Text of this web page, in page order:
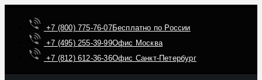
+7 (800) 775-76-07Бесплатно по России
+7 (495) 255-39-99Офис Москва
+7 (812) 612-36-36Офис Санкт-Петербург